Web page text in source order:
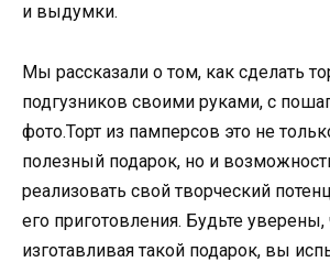
и выдумки.
Мы рассказали о том, как сделать
подгузников своими руками, с
фото.Торт из памперсов это не
полезный подарок, но и
реализовать свой творческий
его приготовления. Будьте уверены,
изготавливая такой подарок, вы